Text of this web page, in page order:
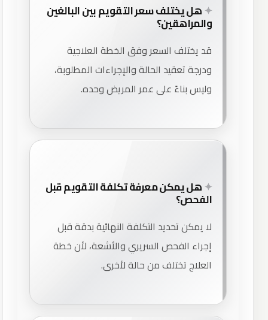
هل يختلف سعر التقويم بين البالغين
والمراهقين؟
قد يختلف السعر وفق الخطة العلاجية
ودرجة تعقيد الحالة والإجراءات المطلوبة،
وليس بناءً على عمر المريض وحده.
هل يمكن معرفة تكلفة التقويم قبل
الفحص؟
لا يمكن تحديد التكلفة النهائية بدقة قبل
إجراء الفحص السريري والأشعة، لأن خطة
العلاج تختلف من حالة لأخرى.